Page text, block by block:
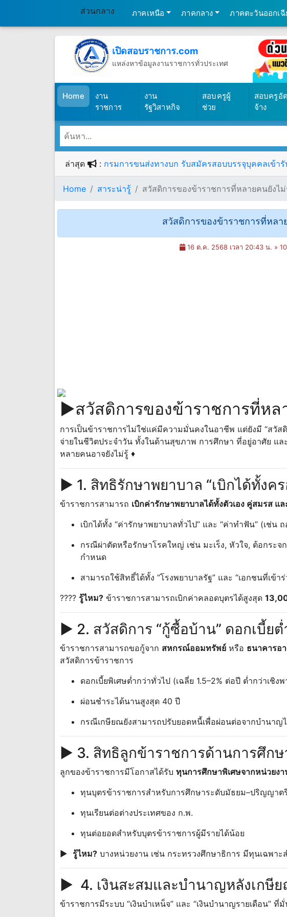
ส่วนกลาง ภาคเหนือ ภาคกลาง ภาคตะวันออกเฉี
เปิดสอบราชการ.com
แหล่งหาข้อมูลงานราชการทั่วประเทศ
Home(เปิดสอบราชการ)
งาน
ราชการ
งาน
รัฐวิสาหกิจ
สอบครูผู้
ช่วย
สอบครูอั
จ้าง
ล่าสุด : กรมการขนส่งทางบก รับสมัครสอบบรรจุบุคคลเข้า
Home สาระน่ารู้ สวัสดิการของข้าราชการที่หลายคนยังไม่
สวัสดิการของข้าราชการที่หลา
16 ต.ค. 2568 เวลา 20:43 น. »
►สวัสดิการของข้าราชการที่หล
การเป็นข้าราชการไม่ใช่แค่มีความมั่นคงในอาชีพ แต่ยังมี “สวัส
จ่ายในชีวิตประจำวัน ทั้งในด้านสุขภาพ การศึกษา ที่อยู่อาศัย แ
หลายคนอาจยังไม่รู้ ♦
► 1. สิทธิรักษาพยาบาล “เบิกได้ทั้งค
ข้าราชการสามารถ เบิกค่ารักษาพยาบาลได้ทั้งตัวเอง คู่สมรส แ
เบิกได้ทั้ง “ค่ารักษาพยาบาลทั่วไป” และ “ค่าทำฟัน” (เช่
กรณีผ่าตัดหรือรักษาโรคใหญ่ เช่น มะเร็ง, หัวใจ, ต้อกระ
กำหนด
สามารถใช้สิทธิ์ได้ทั้ง “โรงพยาบาลรัฐ” และ “เอกชนที่เข้า
???? รู้ไหม? ข้าราชการสามารถเบิกค่าคลอดบุตรได้สูงสุด
► 2. สวัสดิการ “กู้ซื้อบ้าน” ดอกเบี้ยต่
ข้าราชการสามารถขอกู้จาก สหกรณ์ออมทรัพย์ หรือ ธนาคารอ
สวัสดิการข้าราชการ
ดอกเบี้ยพิเศษต่ำกว่าทั่วไป (เฉลี่ย 1.5–2% ต่อปี ต่ำกว่าเชิง
ผ่อนชำระได้นานสูงสุด 40 ปี
กรณีเกษียณยังสามารถปรับยอดหนี้เพื่อผ่อนต่อจากบำนาญ
► 3. สิทธิลูกข้าราชการด้านการศึกษ
ลูกของข้าราชการมีโอกาสได้รับ ทุนการศึกษาพิเศษจากหน่วยงา
ทุนบุตรข้าราชการสำหรับการศึกษาระดับมัธยม–ปริญญาต
ทุนเรียนต่อต่างประเทศของ ก.พ.
ทุนต่อยอดสำหรับบุตรข้าราชการผู้มีรายได้น้อย
► รู้ไหม? บางหน่วยงาน เช่น กระทรวงศึกษาธิการ มีทุนเฉพาะ
► 4. เงินสะสมและบำนาญหลังเกษี
ข้าราชการมีระบบ “เงินบำเหน็จ” และ “เงินบำนาญรายเดือน” ที่